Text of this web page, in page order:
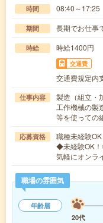
時間 08:40～17:25
期間 長期でお仕事
時給 時給1400円
交通費
交通費規定内
仕事内容
製造（組立・
工作機械の製
等を使っての
応募資格
職種未経験
◆未経験OK！
気軽にオンラ
職場の雰囲気
年齢層
20代